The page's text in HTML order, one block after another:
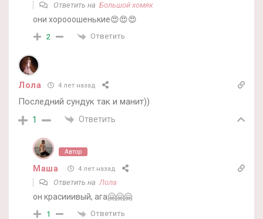
Ответить на Большой хомяк
они хорооошенькие😍😍😍
2 Ответить
Лола 4 лет назад
Последний сундук так и манит))
1 Ответить
Автор
Маша 4 лет назад
Ответить на Лола
он красииивый, ага🤗🤗🤗
1 Ответить